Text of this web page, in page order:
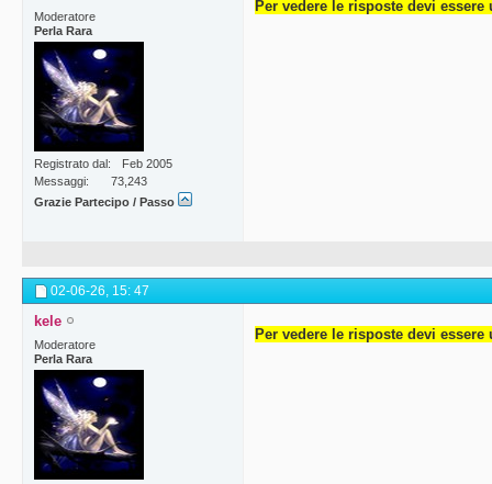
Moderatore
Perla Rara
Registrato dal
Feb 2005
Messaggi
73,243
Grazie Partecipo / Passo
Per vedere le risposte devi essere
02-06-26, 15: 47
kele
Moderatore
Perla Rara
Per vedere le risposte devi